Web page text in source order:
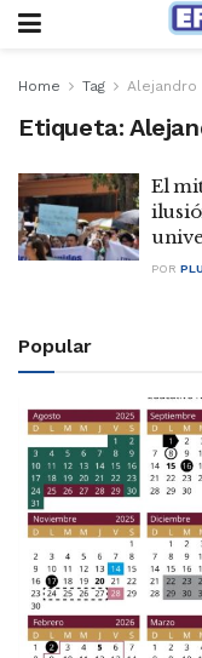
Home Tag Alejandro
Etiqueta:
El
POR
Popular